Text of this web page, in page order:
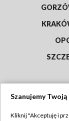
Szanujemy
Kliknij "Akceptuję i